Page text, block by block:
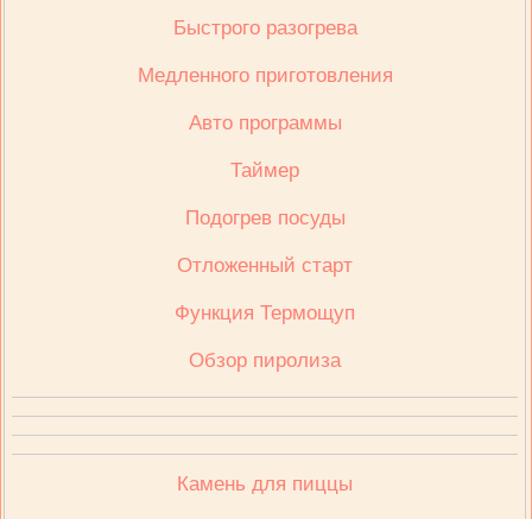
Быстрого разогрева
Медленного приготовления
Авто программы
Таймер
Подогрев посуды
Отложенный старт
Функция Термощуп
Обзор пиролиза
Камень для пиццы